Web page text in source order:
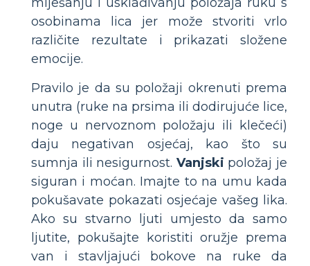
osobinama lica jer može stvoriti vrlo
različite rezultate i prikazati složene
emocije.
Pravilo je da su položaji okrenuti prema
unutra (ruke na prsima ili dodirujuće lice,
noge u nervoznom položaju ili klečeći)
daju negativan osjećaj, kao što su
sumnja ili nesigurnost. Vanjski položaj je
siguran i moćan. Imajte to na umu kada
pokušavate pokazati osjećaje vašeg lika.
Ako su stvarno ljuti umjesto da samo
ljutite, pokušajte koristiti oružje prema
van i stavljajući bokove na ruke da